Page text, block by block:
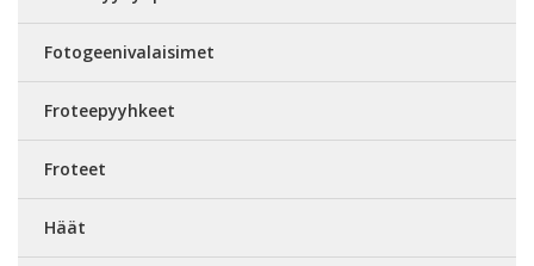
Fotogeenivalaisimet
Froteepyyhkeet
Froteet
Häät